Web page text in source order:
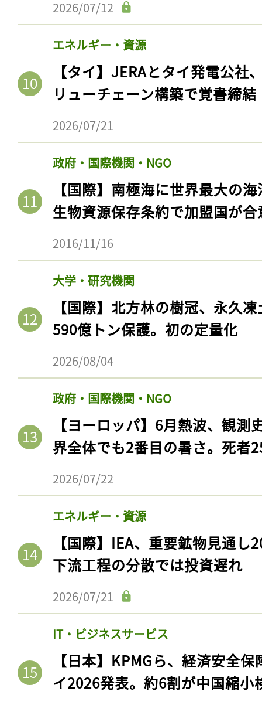
2026/07/12
エネルギー・資源
【タイ】JERAとタイ発電公社
リューチェーン構築で覚書締結
2026/07/21
政府・国際機関・NGO
【国際】南極海に世界最大の
生物資源保存条約で加盟国が合
2016/11/16
大学・研究機関
【国際】北方林の樹冠、永久
590億トン保護。初の定量化
2026/08/04
政府・国際機関・NGO
【ヨーロッパ】6月熱波、観
界全体でも2番目の暑さ。死者
2026/07/22
エネルギー・資源
【国際】IEA、重要鉱物見通
下流工程の分散では投資遅れ
2026/07/21
IT・ビジネスサービス
【日本】KPMGら、経済安全
イ2026発表。約6割が中国縮小
記事をお気に入りに
ログインが必
会員登録